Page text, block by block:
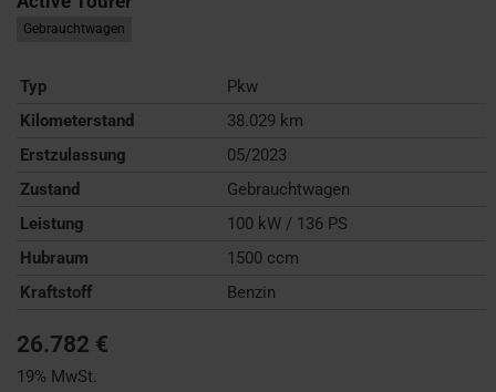
Gebrauchtwagen
Typ
Pkw
Kilometerstand
38.029 km
Erstzulassung
05/2023
Zustand
Gebrauchtwagen
Leistung
100 kW / 136 PS
Hubraum
1500 ccm
Kraftstoff
Benzin
26.782 €
19% MwSt.